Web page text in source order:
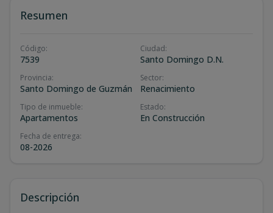
Resumen
Código:
7539
Ciudad:
Santo Domingo D.N.
Provincia:
Santo Domingo de Guzmán
Sector:
Renacimiento
Tipo de inmueble:
Apartamentos
Estado:
En Construcción
Fecha de entrega:
08-2026
Descripción